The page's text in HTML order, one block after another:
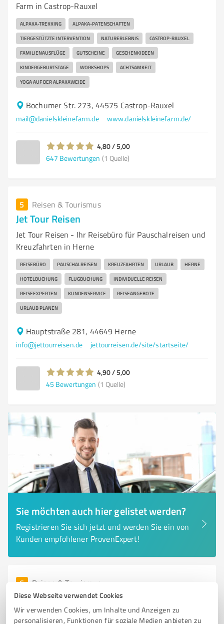
Diese Webseite verwendet Cookies
Wir verwenden Cookies, um Inhalte und Anzeigen zu
personalisieren, Funktionen für soziale Medien anbieten zu
Farm in Castrop-Rauxel
ALPAKA-TREKKING ALPAKA-PATENSCHAFTEN
TIERGESTÜTZTE INTERVENTION NATURERLEBNIS CASTROP-RAUXEL
FAMILIENAUSFLÜGE GUTSCHEINE GESCHENKIDEEN
KINDERGEBURTSTAGE WORKSHOPS ACHTSAMKEIT
YOGA AUF DER ALPAKAWEIDE
Bochumer Str. 273, 44575 Castrop-Rauxel
mail@danielskleinefarm.de www.danielskleinefarm.de/
4,80 / 5,00
647 Bewertungen (1 Quelle)
5 Reisen & Tourismus
Jet Tour Reisen
Jet Tour Reisen - Ihr Reisebüro für Pauschalreisen und
Kreuzfahrten in Herne
REISEBÜRO PAUSCHALREISEN KREUZFAHRTEN URLAUB HERNE
HOTELBUCHUNG FLUGBUCHUNG INDIVIDUELLE REISEN
REISEEXPERTEN KUNDENSERVICE REISEANGEBOTE
URLAUB PLANEN
Hauptstraße 281, 44649 Herne
info@jettourreisen.de jettourreisen.de/site/startseite/
4,90 / 5,00
45 Bewertungen (1 Quelle)
Sie möchten auch hier gelistet werden?
Registrieren Sie sich jetzt und werden Sie ein von
Kunden empfohlener ProvenExpert!
6 Reisen & Tourismus
Reisebüro Germann Reisen
Reisebüro Germann Reisen in Herten – Ihr Partner für